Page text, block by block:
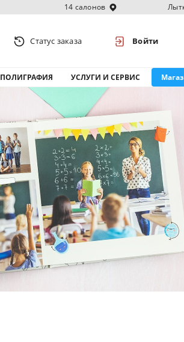
14 салонов
Статус заказа Войти
ПОЛИГРАФИЯ УСЛУГИ И СЕРВИС